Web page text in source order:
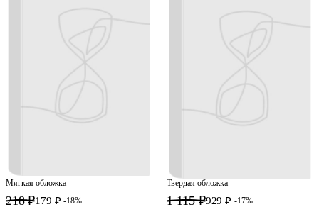
Мягкая обложка
218 ₽179 ₽ -18%
Твердая обложка
1 115 ₽929 ₽ -17%